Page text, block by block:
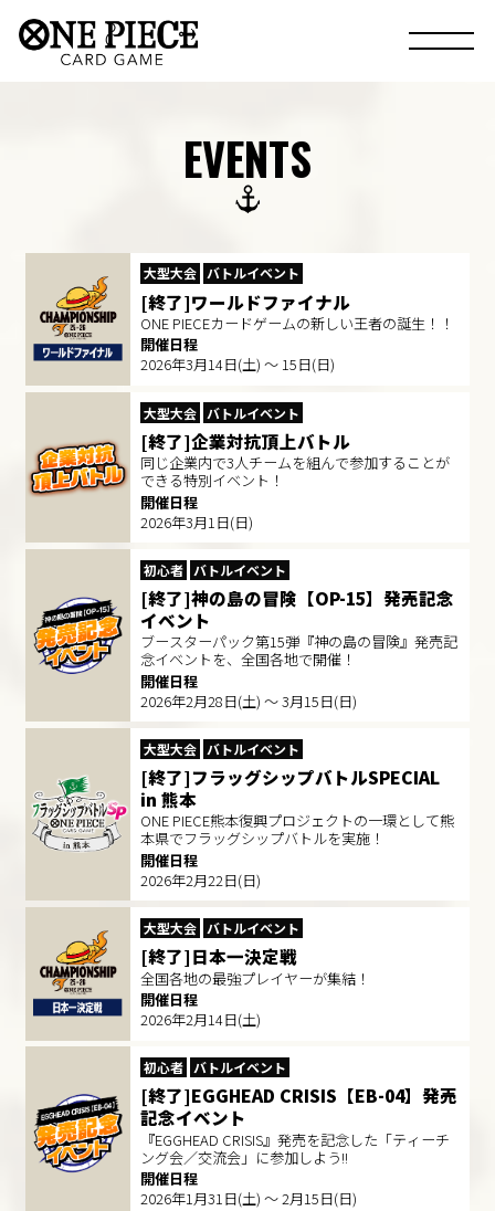
EVENTS
大型大会 バトルイベント
[終了]ワールドファイナル
ONE PIECEカードゲームの新しい王者の誕生！！
開催日程
2026年3月14日(土) ～ 15日(日)
大型大会 バトルイベント
[終了]企業対抗頂上バトル
同じ企業内で3人チームを組んで参加することが
できる特別イベント！
開催日程
2026年3月1日(日)
初心者 バトルイベント
[終了]神の島の冒険【OP-15】発売記念
イベント
ブースターパック第15弾『神の島の冒険』発売記
念イベントを、全国各地で開催！
開催日程
2026年2月28日(土) ～ 3月15日(日)
大型大会 バトルイベント
[終了]フラッグシップバトルSPECIAL
in 熊本
ONE PIECE熊本復興プロジェクトの一環として熊
本県でフラッグシップバトルを実施！
開催日程
2026年2月22日(日)
大型大会 バトルイベント
[終了]日本一決定戦
全国各地の最強プレイヤーが集結！
開催日程
2026年2月14日(土)
初心者 バトルイベント
[終了]EGGHEAD CRISIS【EB-04】発売
記念イベント
『EGGHEAD CRISIS』発売を記念した「ティーチ
ング会／交流会」に参加しよう!!
開催日程
2026年1月31日(土) ～ 2月15日(日)